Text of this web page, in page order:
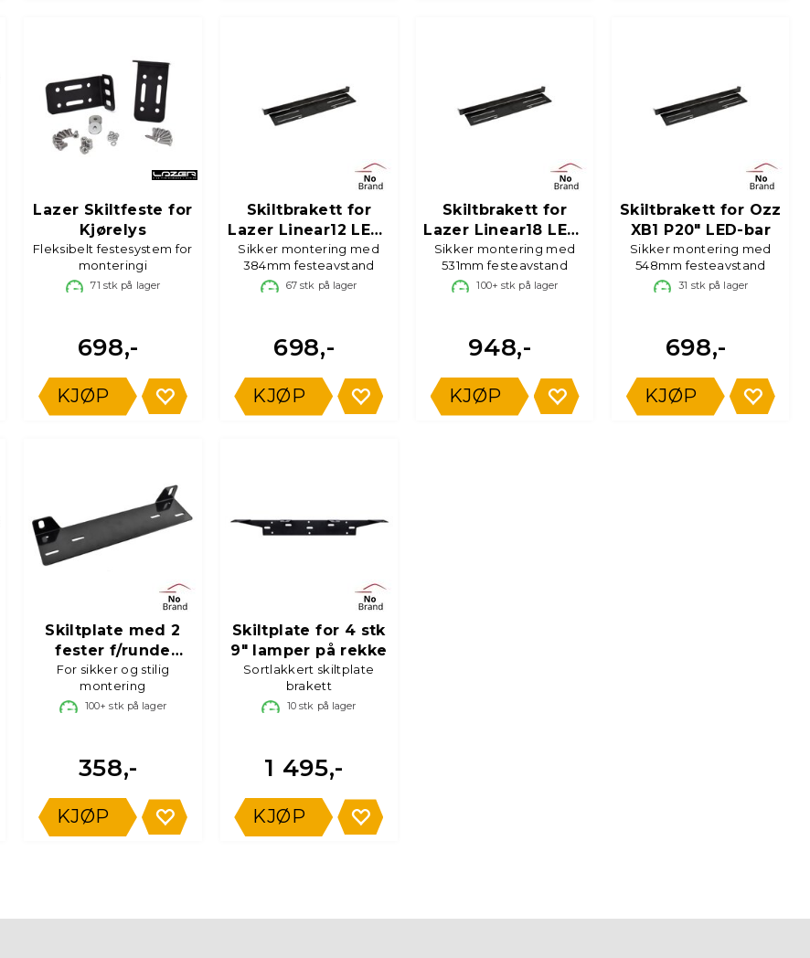
Lazer Skiltfeste for
Kjørelys
Fleksibelt festesystem for
monteringi
71 stk på lager
698,-
KJØP
Skiltbrakett for
Lazer Linear12 LED-
bar
Sikker montering med
384mm festeavstand
67 stk på lager
698,-
KJØP
Skiltbrakett for
Lazer Linear18 LED-
bar
Sikker montering med
531mm festeavstand
100+ stk på lager
948,-
KJØP
Skiltbrakett for Ozz
XB1 P20" LED-bar
Sikker montering med
548mm festeavstand
31 stk på lager
698,-
KJØP
Skiltplate med 2
fester f/runde
fjernlys
For sikker og stilig
montering
100+ stk på lager
358,-
KJØP
Skiltplate for 4 stk
9" lamper på rekke
Sortlakkert skiltplate
brakett
10 stk på lager
1 495,-
KJØP